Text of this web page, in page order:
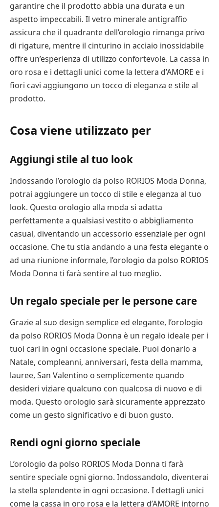
garantire che il prodotto abbia una durata e un
aspetto impeccabili. Il vetro minerale antigraffio
assicura che il quadrante dell’orologio rimanga privo
di rigature, mentre il cinturino in acciaio inossidabile
offre un’esperienza di utilizzo confortevole. La cassa in
oro rosa e i dettagli unici come la lettera d’AMORE e i
fiori cavi aggiungono un tocco di eleganza e stile al
prodotto.
Cosa viene utilizzato per
Aggiungi stile al tuo look
Indossando l’orologio da polso RORIOS Moda Donna,
potrai aggiungere un tocco di stile e eleganza al tuo
look. Questo orologio alla moda si adatta
perfettamente a qualsiasi vestito o abbigliamento
casual, diventando un accessorio essenziale per ogni
occasione. Che tu stia andando a una festa elegante o
ad una riunione informale, l’orologio da polso RORIOS
Moda Donna ti farà sentire al tuo meglio.
Un regalo speciale per le persone care
Grazie al suo design semplice ed elegante, l’orologio
da polso RORIOS Moda Donna è un regalo ideale per i
tuoi cari in ogni occasione speciale. Puoi donarlo a
Natale, compleanni, anniversari, festa della mamma,
lauree, San Valentino o semplicemente quando
desideri viziare qualcuno con qualcosa di nuovo e di
moda. Questo orologio sarà sicuramente apprezzato
come un gesto significativo e di buon gusto.
Rendi ogni giorno speciale
L’orologio da polso RORIOS Moda Donna ti farà
sentire speciale ogni giorno. Indossandolo, diventerai
la stella splendente in ogni occasione. I dettagli unici
come la cassa in oro rosa e la lettera d’AMORE intorno